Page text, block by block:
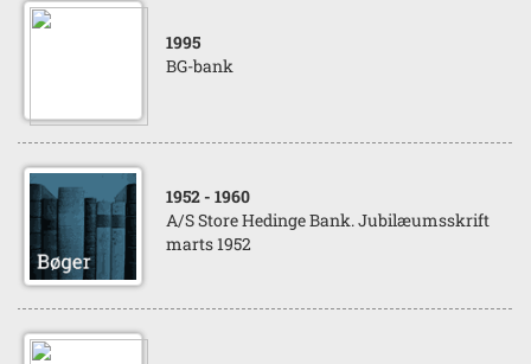
1995
BG-bank
1952 - 1960
A/S Store Hedinge Bank. Jubilæumsskrift
marts 1952